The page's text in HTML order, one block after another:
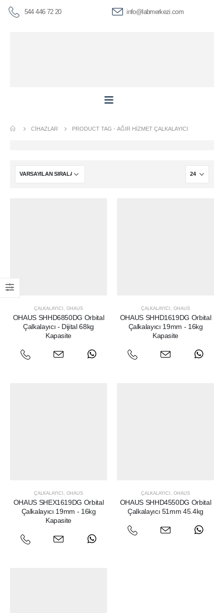
544 446 72 20 info@labmerkezi.com
CIHAZLAR PRODUCT TAG - AĞIR HIZMET ÇALKALAYICI
ÇALKALAYICI OHAUS
OHAUS SHHD6850DG Orbital
Çalkalayıcı - Dijital 68kg
Kapasite
ÇALKALAYICI OHAUS
OHAUS SHHD1619DG Orbital
Çalkalayıcı 19mm - 16kg
Kapasite
ÇALKALAYICI OHAUS
OHAUS SHEX1619DG Orbital
Çalkalayıcı 19mm - 16kg
Kapasite
ÇALKALAYICI OHAUS
OHAUS SHHD4550DG Orbital
Çalkalayıcı 51mm 45.4kg